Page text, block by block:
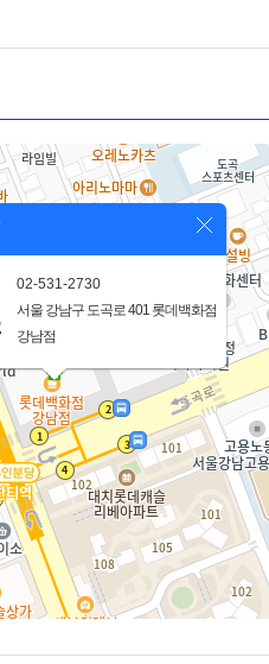
02-531-2730
서울 강남구 도곡로 401 롯데백화점
강남점